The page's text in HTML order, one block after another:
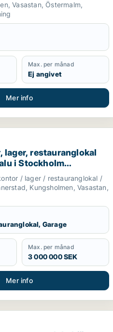
Vasastan, Östermalm,
Max. per månad
Ej angivet
Mer info
Vasastan m.fl.
restauranglokal eller
lager, restauranglokal
i Stockholm
eller Vasastan
/ lager / restauranglokal /
Kungsholmen, Vasastan,
Garage
Max. per månad
3 000 000 SEK
Mer info
för uthyrning i